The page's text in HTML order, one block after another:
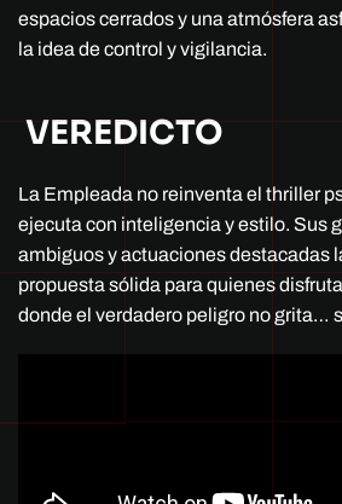
espacios cerrados y una atmósfera
la idea de control y vigilancia.
VEREDICTO
La Empleada no reinventa el thriller
ejecuta con inteligencia y estilo. Sus
ambiguos y actuaciones destacadas
propuesta sólida para quienes
donde el verdadero peligro no grita…